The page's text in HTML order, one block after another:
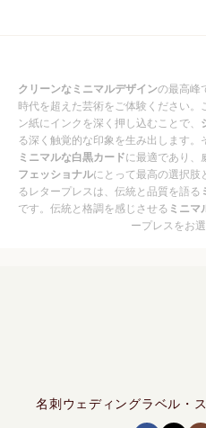
クリーンなミニマルデザインの最高峰
時代を超えた芸術をご体験ください。
ン紙にインクを深く押し込むことで、
る深く触覚的な印象を生み出します。
ミニマルな白黒カードに最適であり、
フェッショナルにとって最高の選択肢
るレタープレスは、伝統と品質を語る
です。伝統と格調を感じさせる ミニマ
ープレスをお
名刺ウェディングラベル・